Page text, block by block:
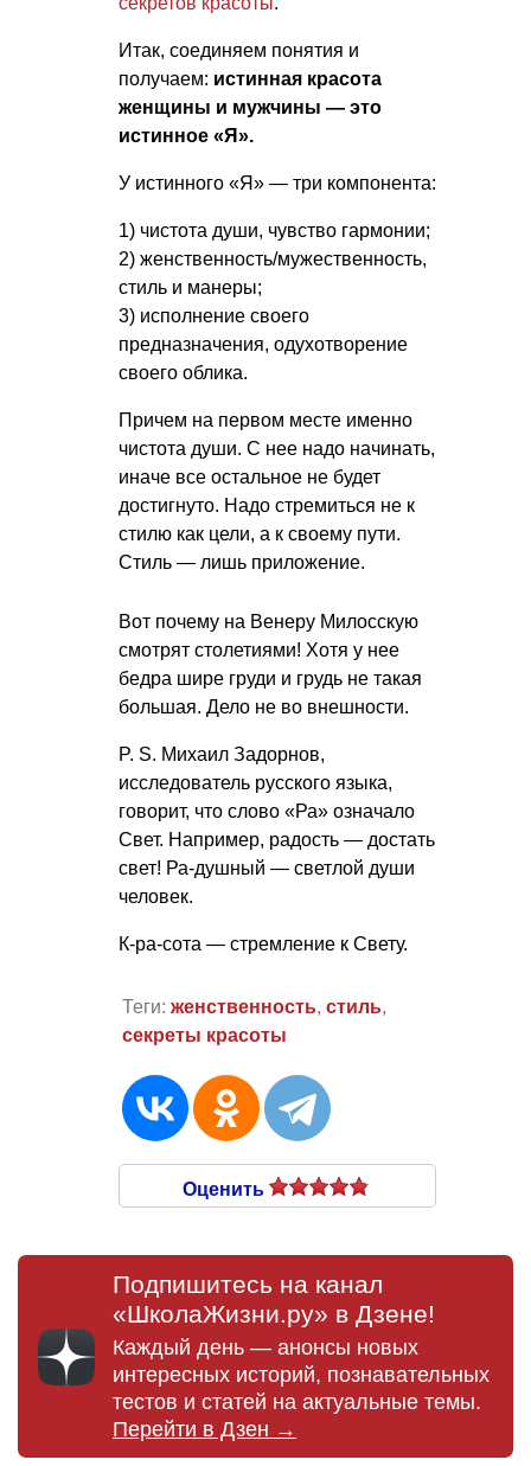
Итак, соединяем понятия и
получаем: истинная красота
женщины и мужчины — это
истинное «Я».
У истинного «Я» — три компонента:
1) чистота души, чувство гармонии;
2) женственность/мужественность,
стиль и манеры;
3) исполнение своего
предназначения, одухотворение
своего облика.
Причем на первом месте именно
чистота души. С нее надо начинать,
иначе все остальное не будет
достигнуто. Надо стремиться не к
стилю как цели, а к своему пути.
Стиль — лишь приложение.
Вот почему на Венеру Милосскую
смотрят столетиями! Хотя у нее
бедра шире груди и грудь не такая
большая. Дело не во внешности.
P. S. Михаил Задорнов,
исследователь русского языка,
говорит, что слово «Ра» означало
Свет. Например, радость — достать
свет! Ра-душный — светлой души
человек.
К-ра-сота — стремление к Свету.
Теги: женственность, стиль,
секреты красоты
Оценить
Подпишитесь на канал
«ШколаЖизни.ру» в Дзене!
Каждый день — анонсы новых
интересных историй, познавательных
тестов и статей на актуальные темы.
Перейти в Дзен →